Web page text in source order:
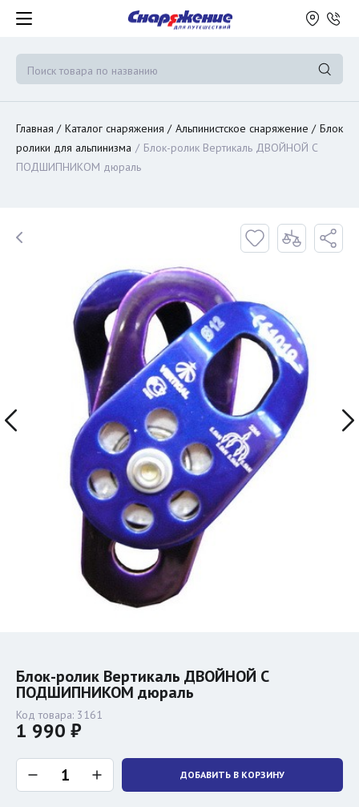
Главная Каталог снаряжения Альпинистское снаряжение
Блок
ролики для альпинизма
Блок-ролик Вертикаль ДВОЙНОЙ С
ПОДШИПНИКОМ дюраль
Блок-ролик Вертикаль ДВОЙНОЙ С
ПОДШИПНИКОМ дюраль
Код товара: 3161
1 990 ₽
ДОБАВИТЬ В КОРЗИНУ